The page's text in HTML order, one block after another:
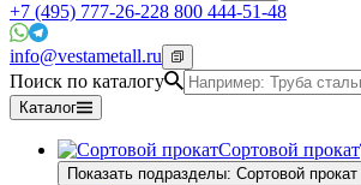
+7 (495) 777-26-228 800 444-51-48
info@vestametall.ru
Поиск по каталогу
Каталог
Сортовой прокат
Показать подразделы: Сортовой прокат